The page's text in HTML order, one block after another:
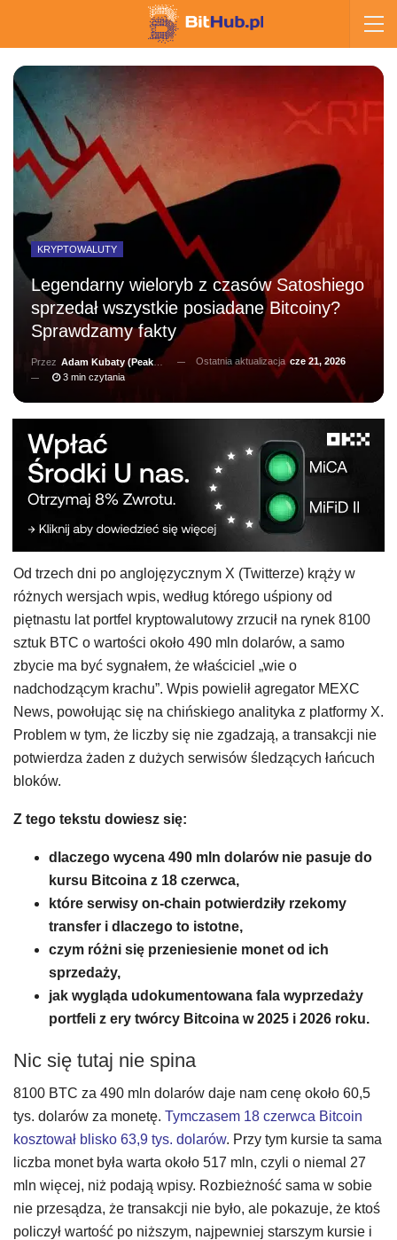
KRYPTOWALUTY
Legendarny wieloryb z czasów Satoshiego
sprzedał wszystkie posiadane Bitcoiny?
Sprawdzamy fakty
Przez Adam Kubaty (peakhunter) Ostatnia aktualizacjacze 21, 2026
3 min czytania
Od trzech dni po anglojęzycznym X (Twitterze) krąży w
różnych wersjach wpis, według którego uśpiony od
piętnastu lat portfel kryptowalutowy zrzucił na rynek 8100
sztuk BTC o wartości około 490 mln dolarów, a samo
zbycie ma być sygnałem, że właściciel „wie o
nadchodzącym krachu”. Wpis powielił agregator MEXC
News, powołując się na chińskiego analityka z platformy X.
Problem w tym, że liczby się nie zgadzają, a transakcji nie
potwierdza żaden z dużych serwisów śledzących łańcuch
bloków.
Z tego tekstu dowiesz się:
dlaczego wycena 490 mln dolarów nie pasuje do
kursu Bitcoina z 18 czerwca,
które serwisy on-chain potwierdziły rzekomy
transfer i dlaczego to istotne,
czym różni się przeniesienie monet od ich
sprzedaży,
jak wygląda udokumentowana fala wyprzedaży
portfeli z ery twórcy Bitcoina w 2025 i 2026 roku.
Nic się tutaj nie spina
8100 BTC za 490 mln dolarów daje nam cenę około 60,5
tys. dolarów za monetę. Tymczasem 18 czerwca Bitcoin
kosztował blisko 63,9 tys. dolarów. Przy tym kursie ta sama
liczba monet była warta około 517 mln, czyli o niemal 27
mln więcej, niż podają wpisy. Rozbieżność sama w sobie
nie przesądza, że transakcji nie było, ale pokazuje, że ktoś
policzył wartość po niższym, najpewniej starszym kursie i